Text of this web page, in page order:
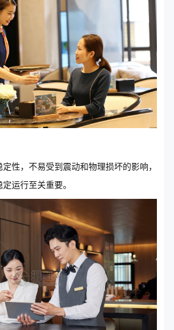
性，不易受到震动和物理损坏的影响，
运行至关重要。